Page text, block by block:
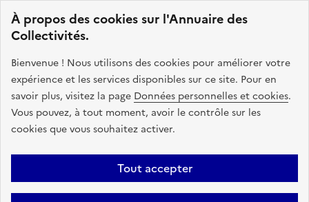
À propos des cookies sur l'Annuaire des
Collectivités.
Bienvenue ! Nous utilisons des cookies pour améliorer votre
expérience et les services disponibles sur ce site. Pour en
savoir plus, visitez la page Données personnelles et cookies.
Vous pouvez, à tout moment, avoir le contrôle sur les
cookies que vous souhaitez activer.
Tout accepter
des Territoires
Cohésion des Territoires
. Le code source de ce site web
est disponible en licence libre. Le design de ce site est conçu
avec le système de design de l’État.
legifrance.gouv.fr
info.gouv.fr
service-public.gouv.fr
data.gouv.fr
Plan du site Accessibilite : non conforme
Mentions légales
Politique de confidentialité
Gestion des cookies FAQ Kit de